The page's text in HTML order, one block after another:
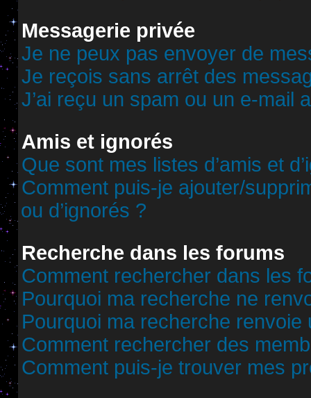
Messagerie privée
Je ne peux pas envoyer de
Je reçois sans arrêt des
J’ai reçu un spam ou un e-mail
Amis et ignorés
Que sont mes listes d’amis et
Comment puis-je ajouter/
ou d’ignorés ?
Recherche dans les forums
Comment rechercher dans les
Pourquoi ma recherche ne
Pourquoi ma recherche renvoie
Comment rechercher des
Comment puis-je trouver mes